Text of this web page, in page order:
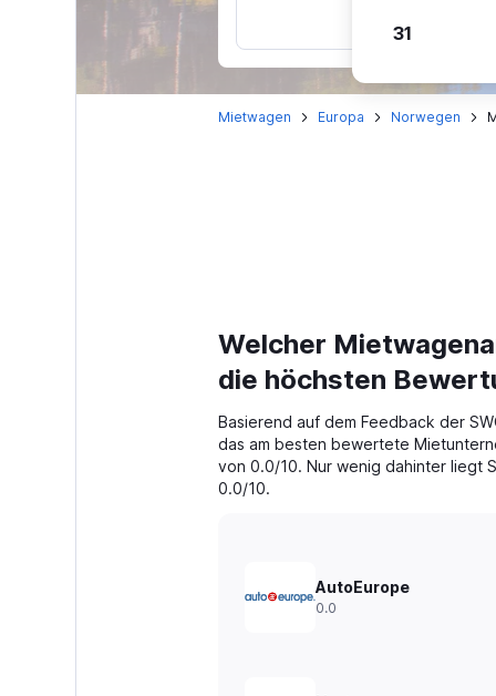
Mietwagen Europa Norwegen
Welcher
die höchsten
Basierend auf dem Feedback der
das am besten bewertete
von 0.0/10. Nur wenig dahinter liegt
0.0/10.
AutoEurope
0.0
31